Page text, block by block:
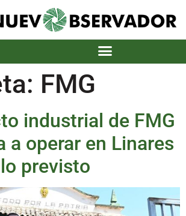
FMG
industrial de FMG
a operar en Linares
previsto